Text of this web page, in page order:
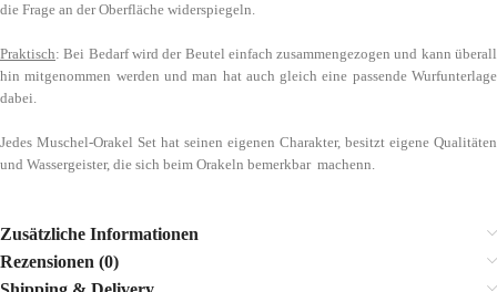
die Frage an der Oberfläche widerspiegeln.
Praktisch: Bei Bedarf wird der Beutel einfach zusammengezogen und kann überall
hin mitgenommen werden und man hat auch gleich eine passende Wurfunterlage
dabei.
Jedes Muschel-Orakel Set hat seinen eigenen Charakter, besitzt eigene Qualitäten
und Wassergeister, die sich beim Orakeln bemerkbar machenn.
Zusätzliche Informationen
Rezensionen (0)